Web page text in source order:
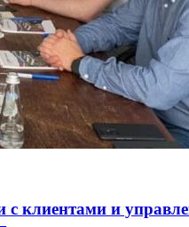
с клиентами и